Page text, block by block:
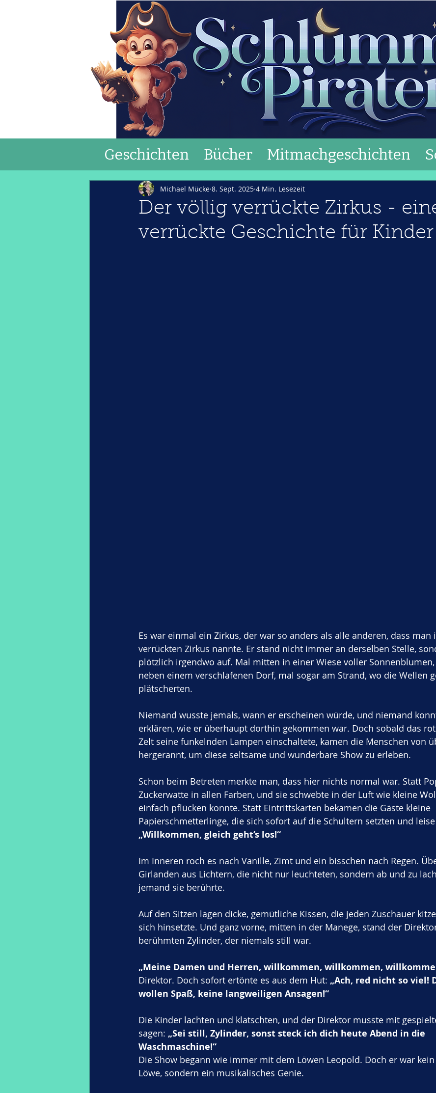
Geschichten Bücher Mitmachgeschichten
Der völlig verrückte Zirkus -
verrückte Geschichte für Kinder
Michael Mücke 8. Sept. 2025 4 Min. Lesezeit
Es war einmal ein Zirkus, der war so anders als alle anderen, dass
verrückten Zirkus nannte. Er stand nicht immer an derselben Stelle,
plötzlich irgendwo auf. Mal mitten in einer Wiese voller
neben einem verschlafenen Dorf, mal sogar am Strand, wo die Wellen
plätscherten.
Niemand wusste jemals, wann er erscheinen würde, und niemand
erklären, wie er überhaupt dorthin gekommen war. Doch sobald das
Zelt seine funkelnden Lampen einschaltete, kamen die Menschen von
hergerannt, um diese seltsame und wunderbare Show zu erleben.
Schon beim Betreten merkte man, dass hier nichts normal war. Statt
Zuckerwatte in allen Farben, und sie schwebte in der Luft wie kleine
einfach pflücken konnte. Statt Eintrittskarten bekamen die Gäste kleine
Papierschmetterlinge, die sich sofort auf die Schultern setzten und
„Willkommen, gleich geht’s los!“
Im Inneren roch es nach Vanille, Zimt und ein bisschen nach Regen.
Girlanden aus Lichtern, die nicht nur leuchteten, sondern ab und zu
jemand sie berührte.
Auf den Sitzen lagen dicke, gemütliche Kissen, die jeden Zuschauer
sich hinsetzte. Und ganz vorne, mitten in der Manege, stand der
berühmten Zylinder, der niemals still war.
„Meine Damen und Herren, willkommen, willkommen,
Direktor. Doch sofort ertönte es aus dem Hut: „Ach, red nicht so viel!
wollen Spaß, keine langweiligen Ansagen!“
Die Kinder lachten und klatschten, und der Direktor musste mit
sagen: „Sei still, Zylinder, sonst steck ich dich heute Abend in die
Waschmaschine!“
Die Show begann wie immer mit dem Löwen Leopold. Doch er war
Löwe, sondern ein musikalisches Genie.